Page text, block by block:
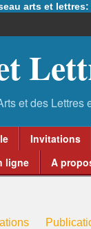
arts et
Invitations
ligne
A